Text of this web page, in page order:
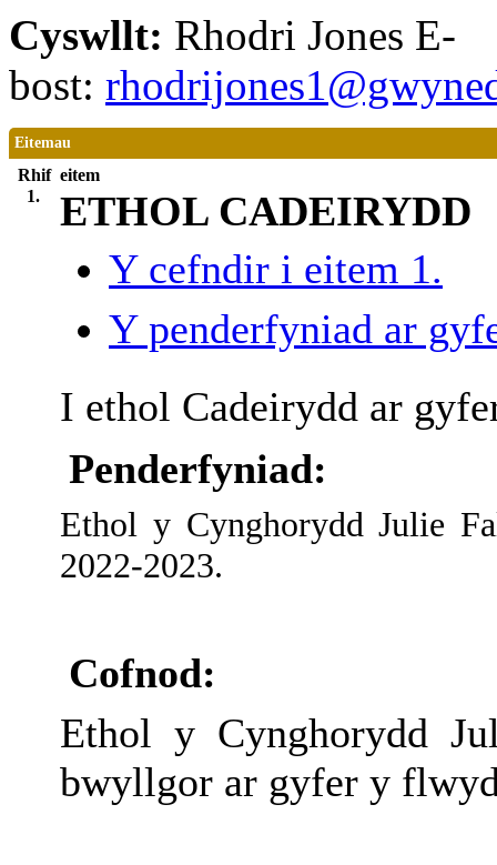
Cyswllt: Rhodri Jones E-
bost:
Eitemau
Rhif eitem
1.
ETHOL CADEIRYDD
Y cefndir i eitem 1.
Y penderfyniad ar
I ethol Cadeirydd ar
Penderfyniad:
Ethol y Cynghorydd Julie
2022-2023.
Cofnod:
Ethol y Cynghorydd
bwyllgor ar gyfer y